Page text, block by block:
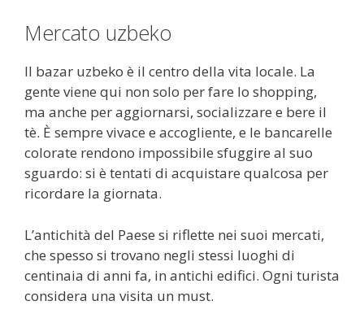
Mercato uzbeko
Il bazar uzbeko è il centro della vita locale. La
gente viene qui non solo per fare lo shopping,
ma anche per aggiornarsi, socializzare e bere il
tè. È sempre vivace e accogliente, e le bancarelle
colorate rendono impossibile sfuggire al suo
sguardo: si è tentati di acquistare qualcosa per
ricordare la giornata.
L’antichità del Paese si riflette nei suoi mercati,
che spesso si trovano negli stessi luoghi di
centinaia di anni fa, in antichi edifici. Ogni turista
considera una visita un must.